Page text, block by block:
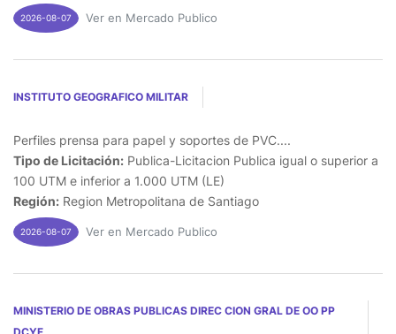
2026-08-07 Ver en Mercado Publico
INSTITUTO GEOGRAFICO MILITAR
Perfiles prensa para papel y soportes de PVC....
Tipo de Licitación: Publica-Licitacion Publica igual o superior a
100 UTM e inferior a 1.000 UTM (LE)
Región: Region Metropolitana de Santiago
2026-08-07 Ver en Mercado Publico
MINISTERIO DE OBRAS PUBLICAS DIREC CION GRAL DE OO PP